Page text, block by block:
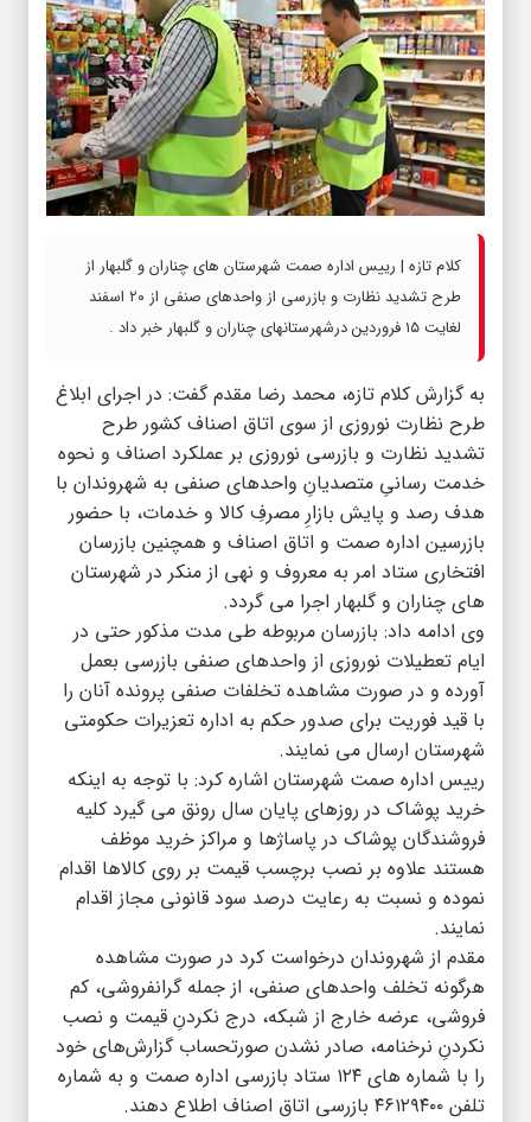
کلام تازه | رییس اداره صمت شهرستان های چناران و گلبهار از
طرح تشدید نظارت و بازرسی از واحد‌های صنفی از ۲۰ اسفند
لغایت ۱۵ فروردین درشهرستانهای چناران و گلبهار خبر داد .
به گزارش کلام تازه، محمد رضا مقدم گفت: در اجرای ابلاغ
طرح نظارت نوروزی از سوی اتاق اصناف کشور طرح
تشدید نظارت و بازرسی نوروزی بر عملکرد اصناف و نحوه
خدمت رسانیِ متصدیانِ واحد‌های صنفی به شهروندان با
هدف رصد و پایش بازارِ مصرفِ کالا و خدمات، با حضور
بازرسین اداره صمت و اتاق اصناف و همچنین بازرسان
افتخاری ستاد امر به معروف و نهی از منکر در شهرستان
های چناران و گلبهار اجرا می گردد.
وی ادامه داد: بازرسان مربوطه طی مدت مذکور حتی در
ایام تعطیلات نوروزی از واحد‌های صنفی بازرسی بعمل
آورده و در صورت مشاهده تخلفات صنفی پرونده آنان را
با قید فوریت برای صدور حکم به اداره تعزیرات حکومتی
شهرستان ارسال می نمایند.
رییس اداره صمت شهرستان اشاره کرد: با توجه به اینکه
خرید پوشاک در روز‌های پایان سال رونق می گیرد کلیه
فروشندگان پوشاک در پاساژ‌ها و مراکز خرید موظف
هستند علاوه بر نصب برچسب قیمت بر روی کالاها اقدام
نموده و نسبت به رعایت درصد سود قانونی مجاز اقدام
نمایند.
مقدم از شهروندان درخواست کرد در صورت مشاهده
هرگونه تخلف واحد‌های صنفی، از جمله گرانفروشی، کم
فروشی، عرضه خارج از شبکه، درج نکردنِ قیمت و نصب
نکردنِ نرخنامه، صادر نشدن صورتحساب گزارش‌های خود
را با شماره های ۱۲۴ ستاد بازرسی اداره صمت و به شماره
تلفن ۴۶۱۲۹۴۰۰ بازرسی اتاق اصناف اطلاع دهند.